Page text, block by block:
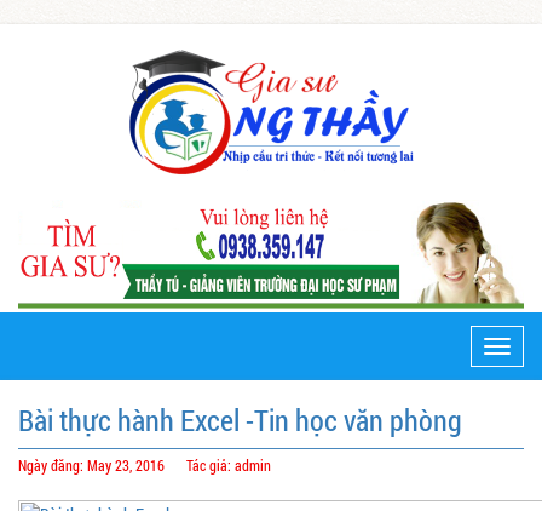
Toggle
Bài thực hành Excel -Tin học văn phòng
Ngày đăng: May 23, 2016 Tác giả: admin